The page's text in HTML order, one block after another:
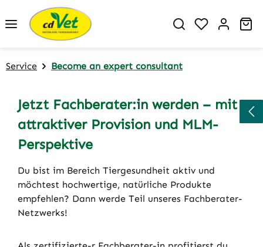
Skip to main content
You have 0
Service Become an expert consultant
Jetzt Fachberater:in werden – mit
attraktiver Provision und MLM-
Perspektive
Du bist im Bereich Tiergesundheit aktiv und
möchtest hochwertige, natürliche Produkte
empfehlen? Dann werde Teil unseres Fachberater-
Netzwerks!